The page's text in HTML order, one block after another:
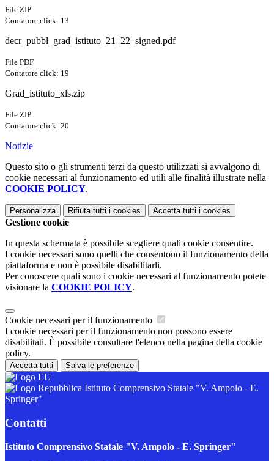
File ZIP
Contatore click: 13
decr_pubbl_grad_istituto_21_22_signed.pdf
File PDF
Contatore click: 19
Grad_istituto_xls.zip
File ZIP
Contatore click: 20
Notizie
Questo sito o gli strumenti terzi da questo utilizzati si avvalgono di
cookie necessari al funzionamento ed utili alle finalità illustrate nella
COOKIE POLICY.
Personalizza Rifiuta tutti i cookies Accetta tutti i cookies
Gestione cookie
In questa schermata è possibile scegliere quali cookie consentire.
I cookie necessari sono quelli che consentono il funzionamento della
piattaforma e non è possibile disabilitarli.
Per conoscere quali sono i cookie necessari al funzionamento potete
visionare la COOKIE POLICY.
Cookie necessari per il funzionamento
I cookie necessari per il funzionamento non possono essere
disabilitati. È possibile consultare l'elenco nella pagina della cookie
policy.
Accetta tutti Salva le preferenze
Istituto Comprensivo Statale "V. Ampolo - E.
Springer"
Contatti
Istituto Comprensivo Statale "V. Ampolo - E. Springer"